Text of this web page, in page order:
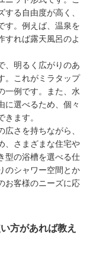
る自由度が高く、
す。例えば、温泉を
すれば露天風呂のよ
、明るく広がりのあ
。これがミラタップ
一例です。また、水
に選べるため、個々
ます。
さを持ちながら、
、さまざまな住宅や
型の浴槽を選べる仕
のシャワー空間とか
お客様のニーズに応
方があれば教え